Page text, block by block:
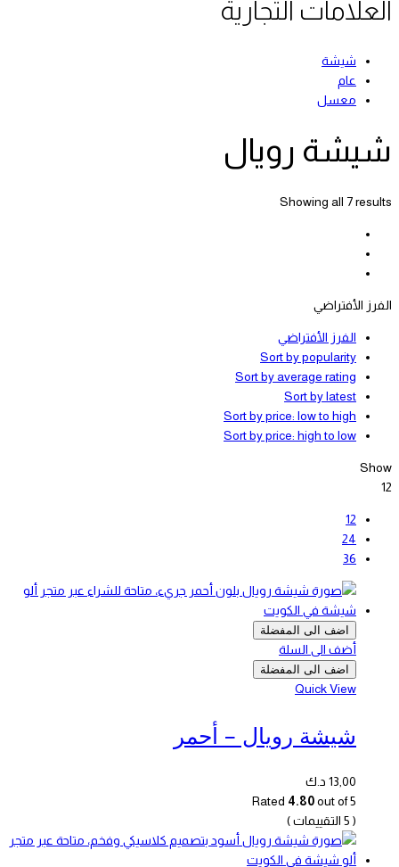
العلامات التجارية
شيشة
عام
معسل
شيشة رويال
Showing all 7 results
الفرز الأفتراضي
الفرز الأفتراضي
Sort by popularity
Sort by average rating
Sort by latest
Sort by price: low to high
Sort by price: high to low
Show
12
12
24
36
اضف الى المفضلة
أضف الى السلة
اضف الى المفضلة
Quick View
شيشة رويال – أحمر
13,00 د.ك
Rated 4.80out of 5
( 5 التقييمات )